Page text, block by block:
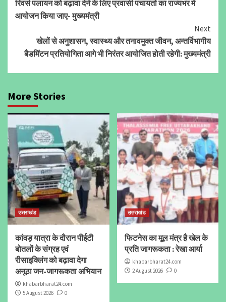
Reading
रिवर्स पलायन को बढ़ावा देने के लिए प्रवासी पंचायतों का राज्यभर में
आयोजन किया जाए- मुख्यमंत्री
Next
खेलों से अनुशासन, स्वास्थ्य और तनावमुक्त जीवन, अन्तर्विभागीय
बैडमिंटन प्रतियोगिता आगे भी निरंतर आयोजित होती रहेगी: मुख्यमंत्री
More Stories
उत्तराखंड
कांवड़ यात्रा के दौरान पीईटी
बोतलों के संग्रह एवं
रीसाइक्लिंग को बढ़ावा देगा
अनूठा जन-जागरूकता अभियान
khabarbharat24.com
5 August 2026
0
उत्तराखंड
फिटनेस का मूल मंत्र है खेल के
प्रति जागरूकता : रेखा आर्या
khabarbharat24.com
2 August 2026
0